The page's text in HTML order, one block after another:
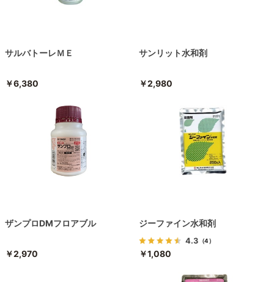
サルバトーレＭＥ
￥6,380
サンリット水和剤
￥2,980
ザンプロDMフロアブル
￥2,970
ジーファイン水和剤
4.3 （4）
￥1,080